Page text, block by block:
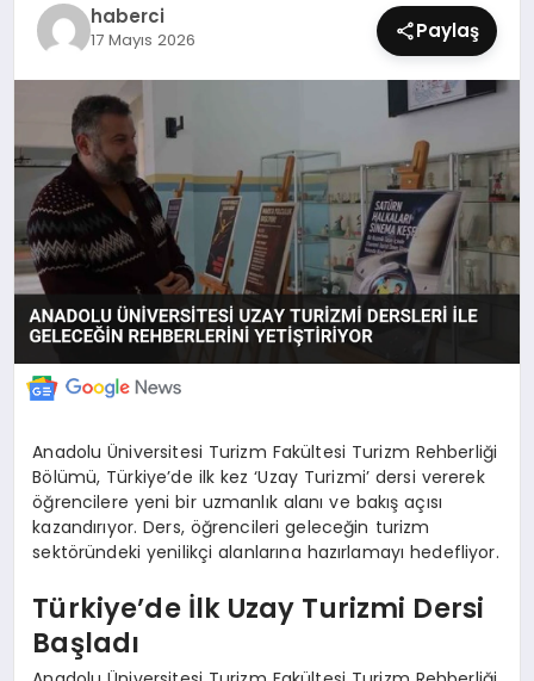
TEKNOLOJI
YAŞAM
haberci
17 Mayıs 2026 Paylaş
Anadolu Üniversitesi Turizm Fakültesi Turizm Rehberliği
Bölümü, Türkiye’de ilk kez ‘Uzay Turizmi’ dersi vererek
öğrencilere yeni bir uzmanlık alanı ve bakış açısı
kazandırıyor. Ders, öğrencileri geleceğin turizm
sektöründeki yenilikçi alanlarına hazırlamayı hedefliyor.
Türkiye’de İlk Uzay Turizmi Dersi
Başladı